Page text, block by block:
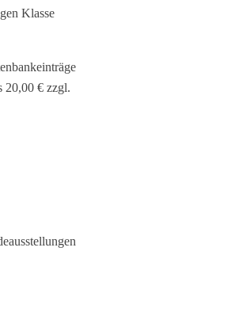
Klasse
20,00 € zzgl.